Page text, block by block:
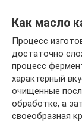
Как масло
Процесс
достаточно
процесс
характерный
очищенные
обработке, а
своеобразная